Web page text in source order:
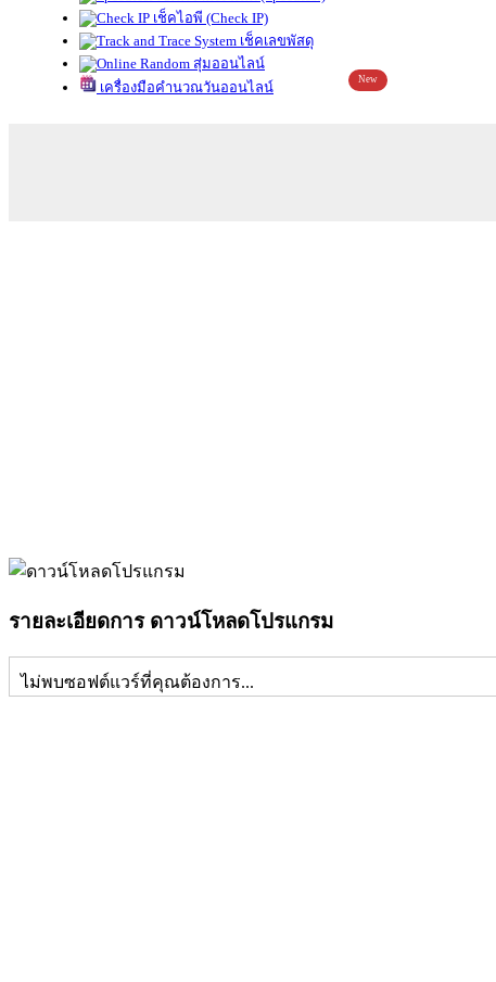
เช็คไอพี (Check IP)
เช็คเลขพัสดุ
สุ่มออนไลน์
เครื่องมือคำนวณวันออนไลน์
New
รายละเอียดการ ดาวน์โหลดโปรแกรม
ไม่พบซอฟต์แวร์ที่คุณต้องการ...